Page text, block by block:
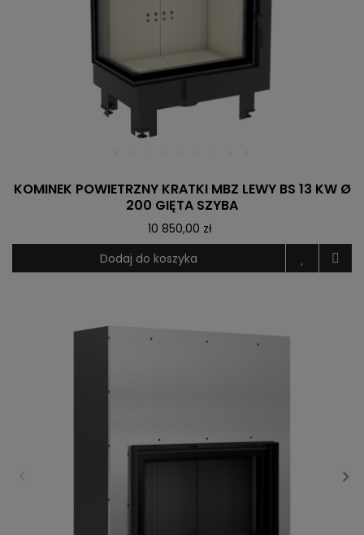
KOMINEK POWIETRZNY KRATKI MBZ LEWY BS 13 KW Ø
200 GIĘTA SZYBA
10 850,00 zł
Dodaj do koszyka